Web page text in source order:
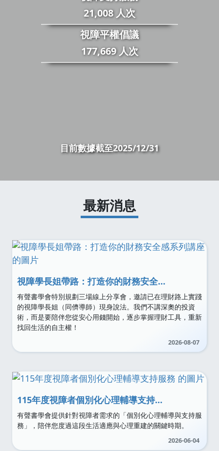
目前數據截至2025/12/31
21,008 人次
視障平權倡議
177,669 人次
最新消息
視障學長姐帶路：打造你的財務安全感系列講座
2026-08-07
有聲書學會特別規劃三場線上分享會，邀請已在理財路上實踐
的視障學長姐（同儕導師）現身說法。我們不講深奧的投資
術，而是要陪伴您從安心用錢開始，逐步掌握理財工具，重新
找回生活的自主權！
115年度視障者個別化心理輔導支持服務
2026-06-04
有聲書學會提供針對視障者需求的「個別化心理輔導與支持服
務」，陪伴您度過這段生活適應與心理重建的關鍵時期。